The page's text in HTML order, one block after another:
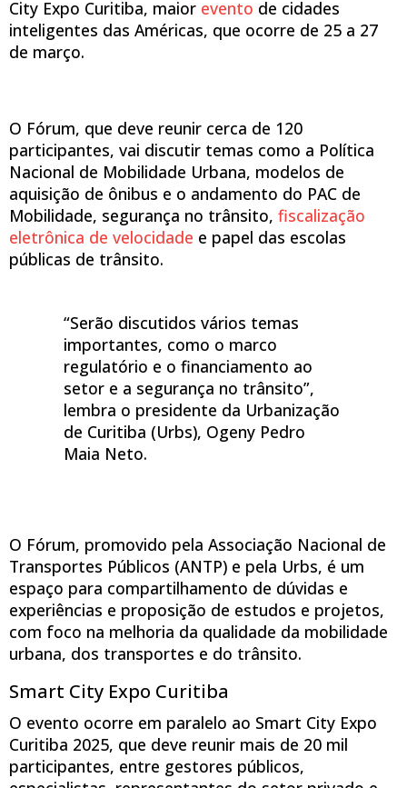
City Expo Curitiba, maior evento de cidades
inteligentes das Américas, que ocorre de 25 a 27
de março.
O Fórum, que deve reunir cerca de 120
participantes, vai discutir temas como a Política
Nacional de Mobilidade Urbana, modelos de
aquisição de ônibus e o andamento do PAC de
Mobilidade, segurança no trânsito, fiscalização
eletrônica de velocidade e papel das escolas
públicas de trânsito.
“Serão discutidos vários temas
importantes, como o marco
regulatório e o financiamento ao
setor e a segurança no trânsito”,
lembra o presidente da Urbanização
de Curitiba (Urbs), Ogeny Pedro
Maia Neto.
O Fórum, promovido pela Associação Nacional de
Transportes Públicos (ANTP) e pela Urbs, é um
espaço para compartilhamento de dúvidas e
experiências e proposição de estudos e projetos,
com foco na melhoria da qualidade da mobilidade
urbana, dos transportes e do trânsito.
Smart City Expo Curitiba
O evento ocorre em paralelo ao Smart City Expo
Curitiba 2025, que deve reunir mais de 20 mil
participantes, entre gestores públicos,